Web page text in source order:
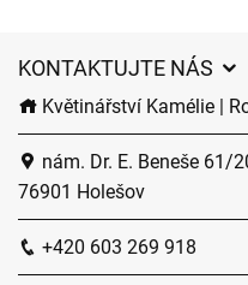
KONTAKTUJTE NÁS
Květinářství Kamélie |
nám. Dr. E. Beneše 61/
76901 Holešov
+420 603 269 918